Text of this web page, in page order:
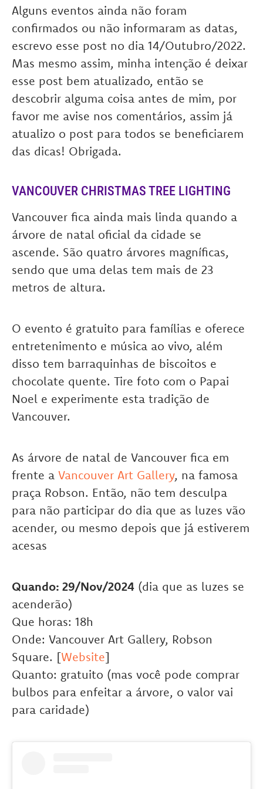
Alguns eventos ainda não foram
confirmados ou não informaram as datas,
escrevo esse post no dia 14/Outubro/2022.
Mas mesmo assim, minha intenção é deixar
esse post bem atualizado, então se
descobrir alguma coisa antes de mim, por
favor me avise nos comentários, assim já
atualizo o post para todos se beneficiarem
das dicas! Obrigada.
VANCOUVER CHRISTMAS TREE LIGHTING
Vancouver fica ainda mais linda quando a
árvore de natal oficial da cidade se
ascende. São quatro árvores magníficas,
sendo que uma delas tem mais de 23
metros de altura.
O evento é gratuito para famílias e oferece
entretenimento e música ao vivo, além
disso tem barraquinhas de biscoitos e
chocolate quente. Tire foto com o Papai
Noel e experimente esta tradição de
Vancouver.
As árvore de natal de Vancouver fica em
frente a Vancouver Art Gallery, na famosa
praça Robson. Então, não tem desculpa
para não participar do dia que as luzes vão
acender, ou mesmo depois que já estiverem
acesas
Quando: 29/Nov/2024 (dia que as luzes se
acenderão)
Que horas: 18h
Onde: Vancouver Art Gallery, Robson
Square. [Website]
Quanto: gratuito (mas você pode comprar
bulbos para enfeitar a árvore, o valor vai
para caridade)